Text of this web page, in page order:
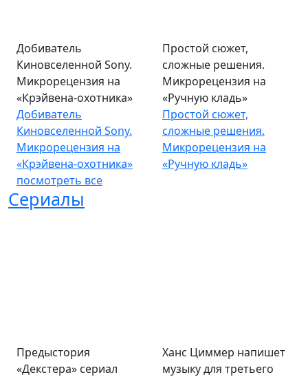
Добиватель
Киновселенной Sony.
Микрорецензия на
«Крэйвена-охотника»
Добиватель
Киновселенной Sony.
Микрорецензия на
«Крэйвена-охотника»
Простой сюжет,
сложные решения.
Микрорецензия на
«Ручную кладь»
Простой сюжет,
сложные решения.
Микрорецензия на
«Ручную кладь»
посмотреть все
Сериалы
Предыстория
«Декстера» сериал
Ханс Циммер напишет
музыку для третьего